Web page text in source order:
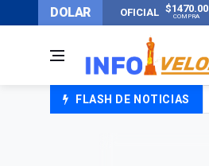
DOLAR OFICIAL $1470.00
COMPRA
FLASH DE NOTICIAS